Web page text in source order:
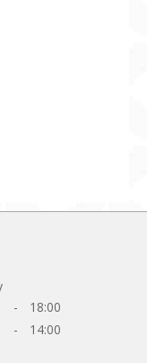
-
18:00
- 14:00